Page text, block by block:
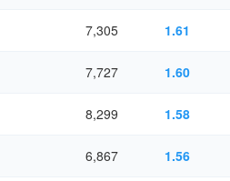
7,305 1.61
7,727 1.60
8,299 1.58
6,867 1.56